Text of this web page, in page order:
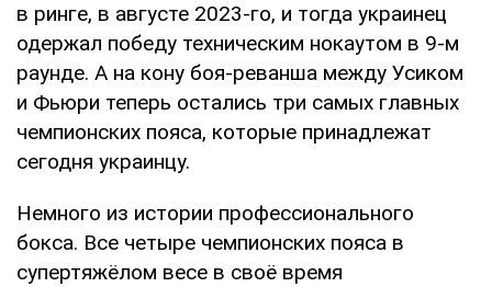
в ринге, в августе 2023-го, и тогда украинец
одержал победу техническим нокаутом в 9-м
раунде. А на кону боя-реванша между Усиком
и Фьюри теперь остались три самых главных
чемпионских пояса, которые принадлежат
сегодня украинцу.
Немного из истории профессионального
бокса. Все четыре чемпионских пояса в
супертяжёлом весе в своё время